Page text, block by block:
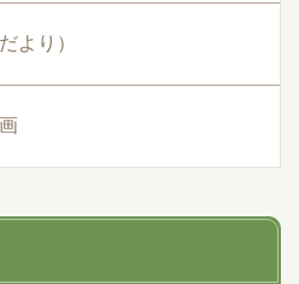
より）